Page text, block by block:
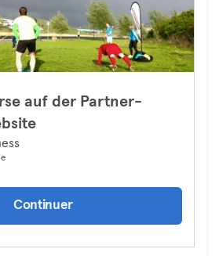
auf der Partner-
Continuer